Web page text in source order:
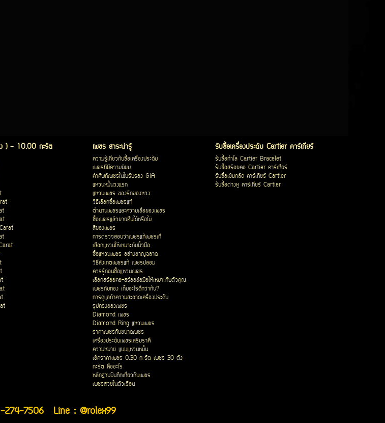
) - 10.00 กะรัต เพชร สาระน่ารู้
ความรู้เกี่ยวกับซื้อเครื่องประดับ
เพชรที่มีความนิยม
คำศัพท์เพชรในใบรับรอง GIA
แหวนหมั้นวงแรก
แหวนเพชร ของรักของหวง
วิธีเลือกซื้อเพชรแท้
ตำนานเพชรและความเชื่อของเพชร
ซื้อเพชรแล้วขายคืนได้หรือไม่
สีของเพชร
การตรวจสอบว่าเพชรแท้เพชรเก๊
เลือกแหวนให้เหมาะกับนิ้วมือ
ซื้อแหวนเพชร อย่างชาญฉลาด
วิธีสังเกตเพชรแท้ เพชรปลอม
ควรรู้ก่อนซื้อแหวนเพชร
เลือกสร้อยคอ-สร้อยข้อมือให้เหมาะกับตัวคุณ
เพชรกับทอง เก็บอะไรดีกว่ากัน?
การดูแลทำความสะอาดเครื่องประดับ
รูปทรงของเพชร
Diamond เพชร
Diamond Ring แหวนเพชร
ราคาเพชรกับขนาดเพชร
เครื่องประดับเพชรเสริมราศี
ความหมาย แบบแหวนหมั้น
เช็คราคาเพชร 0.30 กะรัต เพชร 30 ตัง
กะรัต คืออะไร
หลักฐานบันทึกเกี่ยวกับเพชร
เพชรสวยในตัวเรือน
รับซื้อเครื่องประดับ Cartier คาร์เทียร์
รับซื้อกำไล Cartier Bracelet
รับซื้อสร้อยคอ Cartier คาร์เทียร์
รับซื้อเข็มกลัด คาร์เทียร์ Cartier
รับซื้อต่างหู คาร์เทียร์ Cartier
274-7506
Line : @rolex99